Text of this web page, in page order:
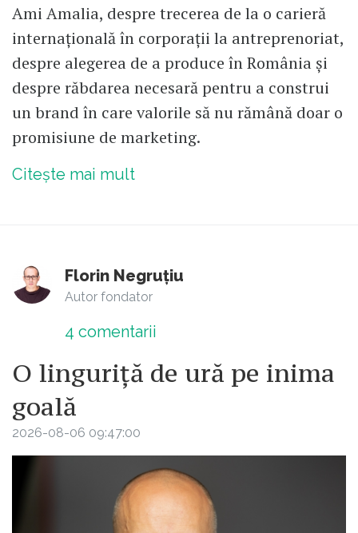
Ami Amalia, despre trecerea de la o carieră
internațională în corporații la antreprenoriat,
despre alegerea de a produce în România și
despre răbdarea necesară pentru a construi
un brand în care valorile să nu rămână doar o
promisiune de marketing.
Citește mai mult
Florin Negruțiu
Autor fondator
4 comentarii
O linguriță de ură pe inima
goală
2026-08-06 09:47:00